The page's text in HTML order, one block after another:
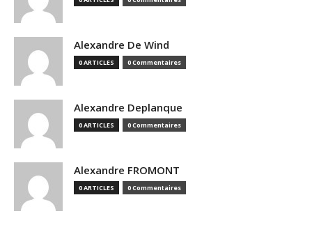
Alexandre De Wind
0 ARTICLES 0 Commentaires
Alexandre Deplanque
0 ARTICLES 0 Commentaires
Alexandre FROMONT
0 ARTICLES 0 Commentaires